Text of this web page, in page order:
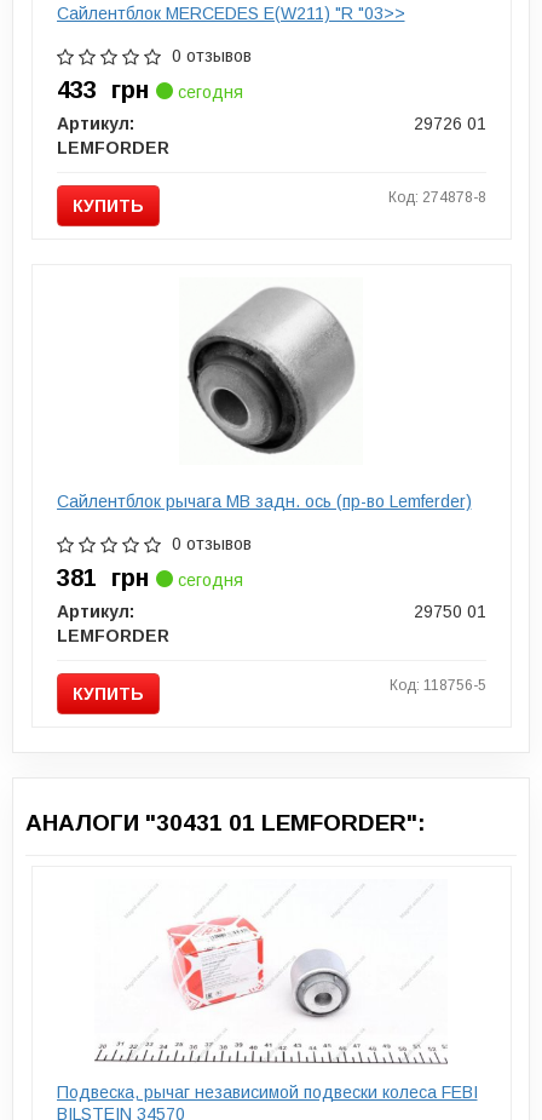
Сайлентблок MERCEDES E(W211) "R "03>>
0 отзывов
433 грн
сегодня
Артикул:
29726 01
LEMFORDER
КУПИТЬ Код: 274878-8
Сайлентблок рычага MB задн. ось (пр-во Lemferder)
0 отзывов
381 грн
сегодня
Артикул:
29750 01
LEMFORDER
КУПИТЬ Код: 118756-5
АНАЛОГИ "30431 01 LEMFORDER":
Подвеска, рычаг независимой подвески колеса FEBI
BILSTEIN 34570